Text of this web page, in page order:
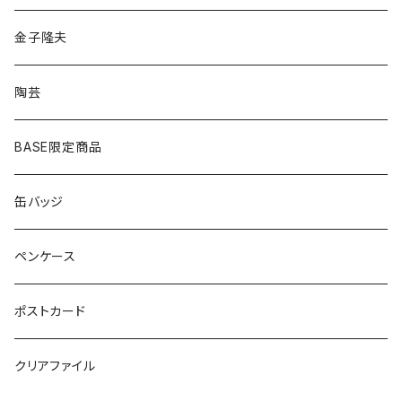
シルバー
ゴールド
シルバー
ピアス
イヤリング
ヘアゴム
ポニーフック
ブローチ
アクセサリー
イヤリング
ピアス
雑貨・小物
金子隆夫
陶芸
BASE限定商品
缶バッジ
ペンケース
ポストカード
クリアファイル